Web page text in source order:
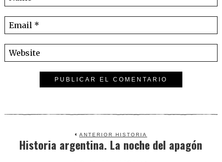
ANTERIOR HISTORIA
Previous
Historia argentina. La noche del apagón